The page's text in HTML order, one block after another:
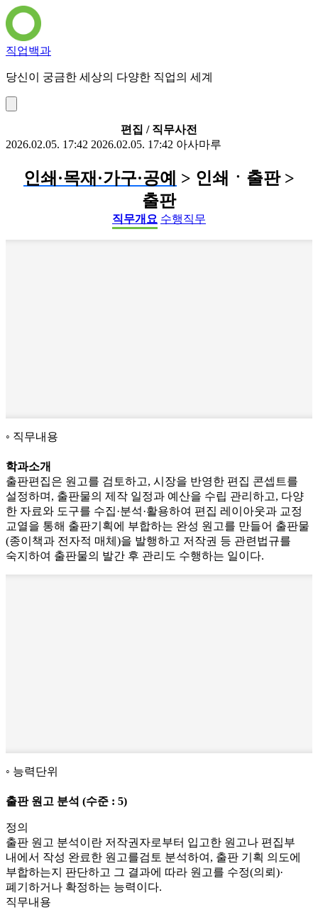
직업백과
당신이 궁금한 세상의 다양한 직업의 세계
편집 / 직무사전
2026.02.05. 17:42 2026.02.05. 17:42 아사마루
인쇄·목재·가구·공예
> 인쇄ㆍ출판 >
출판
직무개요 수행직무
직무내용
학과소개
출판편집은 원고를 검토하고, 시장을 반영한 편집 콘셉트를
설정하며, 출판물의 제작 일정과 예산을 수립 관리하고, 다양
한 자료와 도구를 수집·분석·활용하여 편집 레이아웃과 교정
교열을 통해 출판기획에 부합하는 완성 원고를 만들어 출판물
(종이책과 전자적 매체)을 발행하고 저작권 등 관련법규를
숙지하여 출판물의 발간 후 관리도 수행하는 일이다.
능력단위
출판 원고 분석 (수준 : 5)
정의
출판 원고 분석이란 저작권자로부터 입고한 원고나 편집부
내에서 작성 완료한 원고를검토 분석하여, 출판 기획 의도에
부합하는지 판단하고 그 결과에 따라 원고를 수정(의뢰)·
폐기하거나 확정하는 능력이다.
직무내용